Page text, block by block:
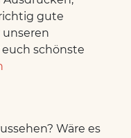
gute
schönste
Wäre es